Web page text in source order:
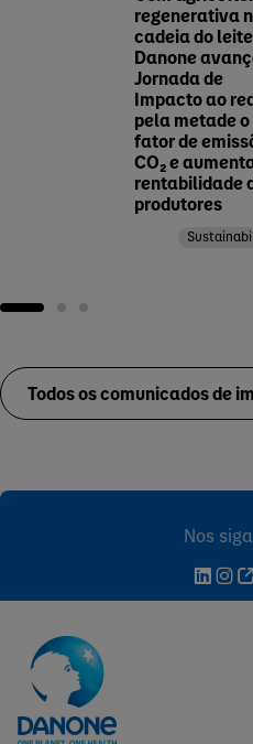
regenerativa
cadeia do
Danone
Jornada de
Impacto ao
pela metade o
fator de
CO₂ e
rentabilidade
produtores
Todos os comunicados de
Nos